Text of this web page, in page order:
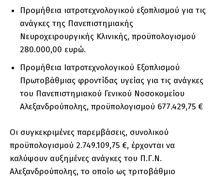
Προμήθεια ιατροτεχνολογικού εξοπλισμού για τις
ανάγκες της Πανεπιστημιακής
Νευροχειρουργικής Κλινικής, προϋπολογισμού
280.000,00 ευρώ.
Προμήθεια Ιατροτεχνολογικού Εξοπλισμού
Πρωτοβάθμιας φροντίδας υγείας για τις ανάγκες
του Πανεπιστημιακού Γενικού Νοσοκομείου
Αλεξανδρούπολης, προϋπολογισμού 677.429,75 €
Οι συγκεκριμένες παρεμβάσεις, συνολικού
προϋπολογισμού 2.749.109,75 €, έρχονται να
καλύψουν αυξημένες ανάγκες του Π.Γ.Ν.
Αλεξανδρούπολης, το οποίο ως τριτοβάθμιο